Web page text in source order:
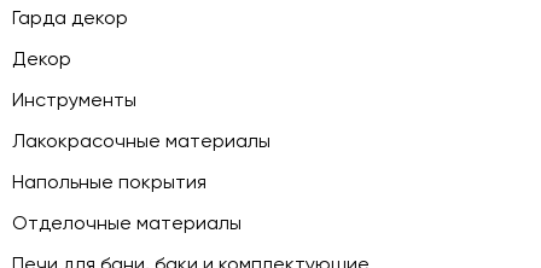
Гарда декор
Декор
Инструменты
Лакокрасочные материалы
Напольные покрытия
Отделочные материалы